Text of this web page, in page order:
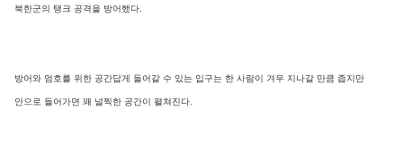
북한군의 탱크 공격을 방어했다.
방어와 엄호를 위한 공간답게 들어갈 수 있는 입구는 한 사람이 겨우 지나갈 만큼 좁지만
안으로 들어가면 꽤 널찍한 공간이 펼쳐진다.